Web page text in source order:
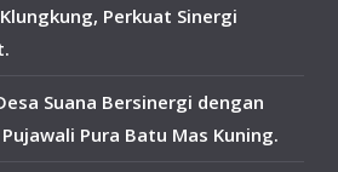
Perkuat Sinergi
Suana Bersinergi dengan
Pura Batu Mas Kuning.